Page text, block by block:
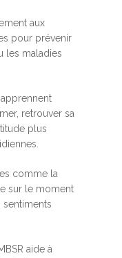
aux
pour prévenir
les maladies
retrouver sa
plus
comme la
sur le moment
sentiments
aide à